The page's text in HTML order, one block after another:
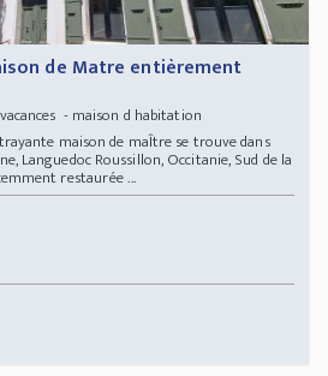
de Matre entièrement
- maison d habitation
maison de maÎtre se trouve dans
Languedoc Roussillon, Occitanie, Sud de la
restaurée ...